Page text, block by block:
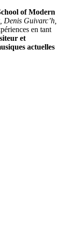
of Modern
Guivarc’h,
en tant
et
actuelles